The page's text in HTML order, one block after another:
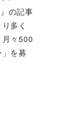
の記事
多く
々500
を募